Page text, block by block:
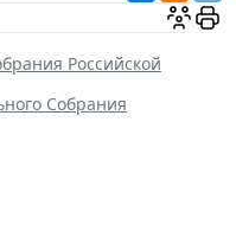
Российской
Собрания